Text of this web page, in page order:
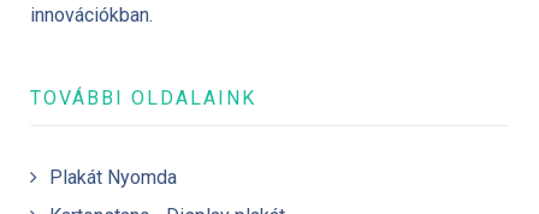
innovációkban.
TOVÁBBI OLDALAINK
Plakát Nyomda